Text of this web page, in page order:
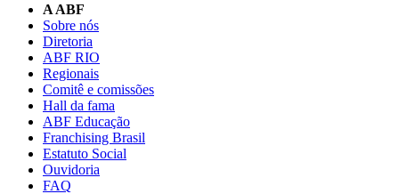
A ABF
Sobre nós
Diretoria
ABF RIO
Regionais
Comitê e comissões
Hall da fama
ABF Educação
Franchising Brasil
Estatuto Social
Ouvidoria
FAQ